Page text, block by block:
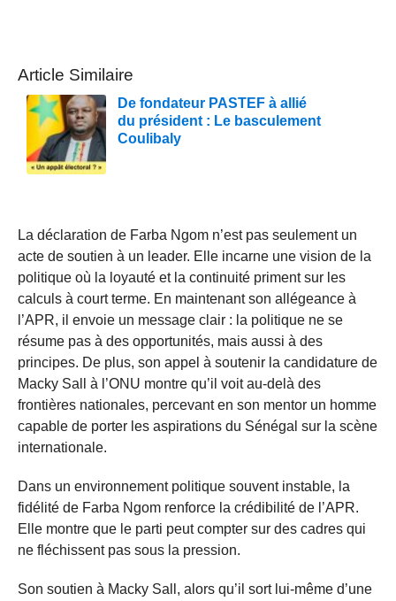
Article Similaire
De fondateur PASTEF à allié
du président : Le basculement
Coulibaly
La déclaration de Farba Ngom n’est pas seulement un
acte de soutien à un leader. Elle incarne une vision de la
politique où la loyauté et la continuité priment sur les
calculs à court terme. En maintenant son allégeance à
l’APR, il envoie un message clair : la politique ne se
résume pas à des opportunités, mais aussi à des
principes. De plus, son appel à soutenir la candidature de
Macky Sall à l’ONU montre qu’il voit au-delà des
frontières nationales, percevant en son mentor un homme
capable de porter les aspirations du Sénégal sur la scène
internationale.
Dans un environnement politique souvent instable, la
fidélité de Farba Ngom renforce la crédibilité de l’APR.
Elle montre que le parti peut compter sur des cadres qui
ne fléchissent pas sous la pression.
Son soutien à Macky Sall, alors qu’il sort lui-même d’une